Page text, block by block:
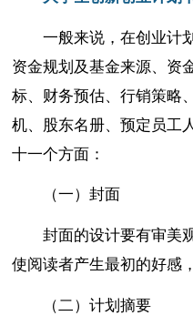
一般来说，在创业计
资金规划及基金来源、资
标、财务预估、行销策略
机、股东名册、预定员工
十一个方面：
（一）封面
封面的设计要有审美
使阅读者产生最初的好感
（二）计划摘要